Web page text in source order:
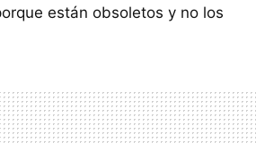
están obsoletos y no los